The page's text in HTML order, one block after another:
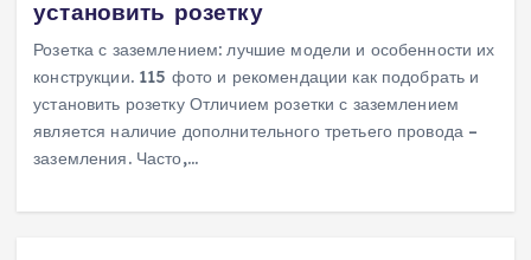
установить розетку
Розетка с заземлением: лучшие модели и особенности их
конструкции. 115 фото и рекомендации как подобрать и
установить розетку Отличием розетки с заземлением
является наличие дополнительного третьего провода –
заземления. Часто,…